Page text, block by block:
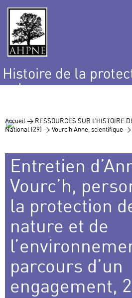
Histoire de la
nature
Accueil > RESSOURCES SUR L’HISTOIRE
National (29) > Vourc’h Anne, scientifique >
Entretien
Vourc’h,
la protection
nature et de
parcours d’un
engagement,